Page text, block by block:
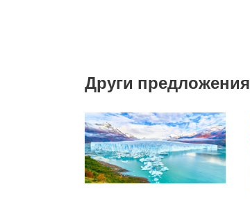
Други предложения